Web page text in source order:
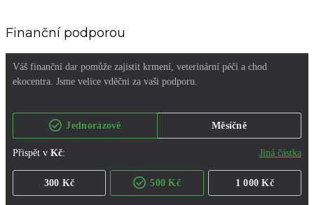
Finanční podporou